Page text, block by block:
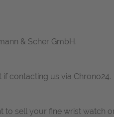
& Scher GmbH.
contacting us via Chrono24.
to sell your fine wrist watch